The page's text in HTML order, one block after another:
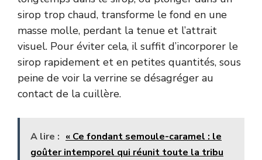
sirop trop chaud, transforme le fond en une
masse molle, perdant la tenue et l’attrait
visuel. Pour éviter cela, il suffit d’incorporer le
sirop rapidement et en petites quantités, sous
peine de voir la verrine se désagréger au
contact de la cuillère.
A lire : « Ce fondant semoule-caramel : le
goûter intemporel qui réunit toute la tribu